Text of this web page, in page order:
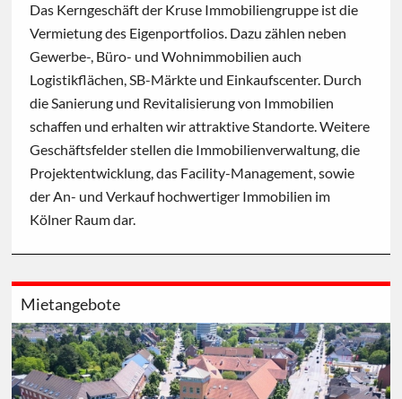
Das Kerngeschäft der Kruse Immobiliengruppe ist die
Vermietung des Eigenportfolios. Dazu zählen neben
Gewerbe-, Büro- und Wohnimmobilien auch
Logistikflächen, SB-Märkte und Einkaufscenter. Durch
die Sanierung und Revitalisierung von Immobilien
schaffen und erhalten wir attraktive Standorte. Weitere
Geschäftsfelder stellen die Immobilienverwaltung, die
Projektentwicklung, das Facility-Management, sowie
der An- und Verkauf hochwertiger Immobilien im
Kölner Raum dar.
Mietangebote